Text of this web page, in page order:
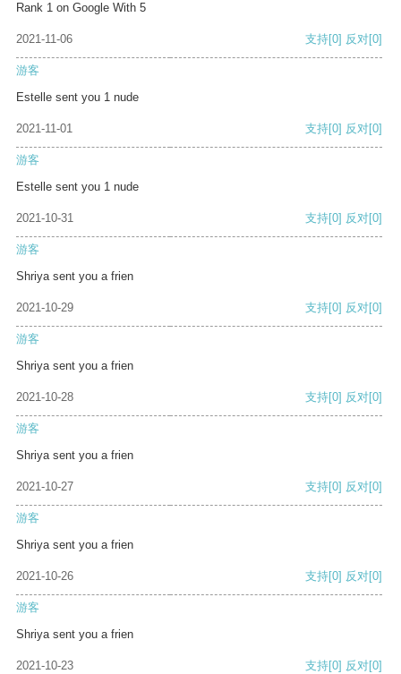
Rank 1 on Google With 5
2021-11-06 支持[0] 反对[0]
游客
Estelle sent you 1 nude
2021-11-01 支持[0] 反对[0]
游客
Estelle sent you 1 nude
2021-10-31 支持[0] 反对[0]
游客
Shriya sent you a frien
2021-10-29 支持[0] 反对[0]
游客
Shriya sent you a frien
2021-10-28 支持[0] 反对[0]
游客
Shriya sent you a frien
2021-10-27 支持[0] 反对[0]
游客
Shriya sent you a frien
2021-10-26 支持[0] 反对[0]
游客
Shriya sent you a frien
2021-10-23 支持[0] 反对[0]